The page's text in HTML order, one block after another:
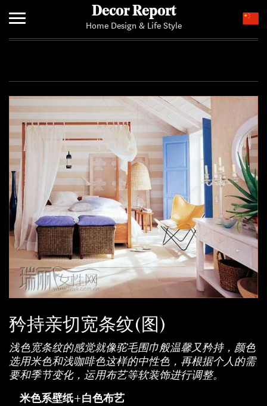
Decor Report
Home Design & Life Style
矜持亲切宽条纹(图)
浅色宽条纹的感觉就像驼毛围巾般温馨又矜持，颜色
选用米色和浅咖啡色这样的中性色，再根据个人的需
要和季节变化，运用布艺等软装饰进行调整。
米色系壁纸+白色布艺